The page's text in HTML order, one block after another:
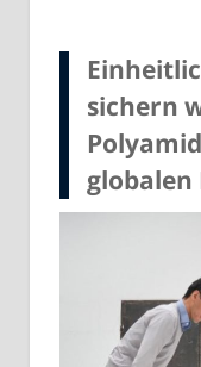
sichern
globalen